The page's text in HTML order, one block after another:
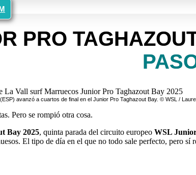
PRO
avanzó a cuartos de final en el Junior Pro Taghazout Bay. © WSL /
Pero se rompió otra cosa.
Bay 2025, quinta parada del circuito europeo WSL
El tipo de día en el que no todo sale perfecto, pero sí